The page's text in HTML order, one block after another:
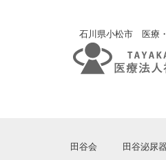
石川県小松市 医療
田谷会 田谷泌尿